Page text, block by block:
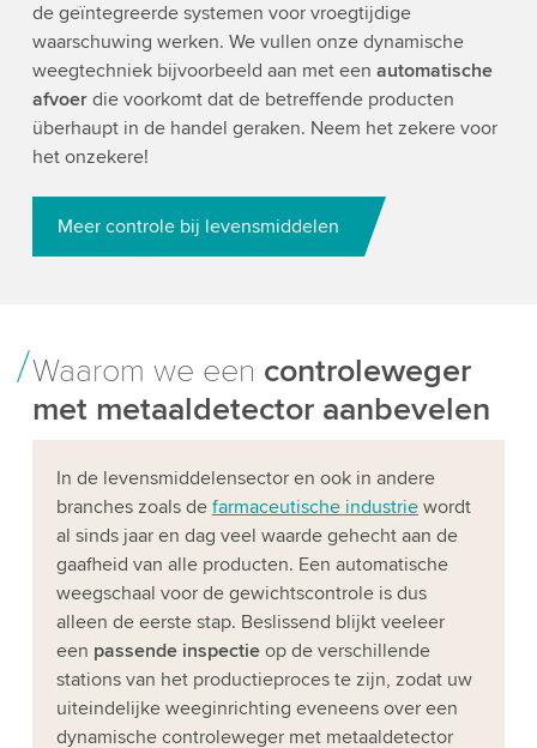
de geïntegreerde systemen voor vroegtijdige
waarschuwing werken. We vullen onze dynamische
weegtechniek bijvoorbeeld aan met een automatische
afvoerdie voorkomt dat de betreffende producten
überhaupt in de handel geraken. Neem het zekere voor
het onzekere!
Meer controle bij levensmiddelen
Waarom we een controleweger
met metaaldetector aanbevelen
In de levensmiddelensector en ook in andere
branches zoals de farmaceutische industriewordt
al sinds jaar en dag veel waarde gehecht aan de
gaafheid van alle producten. Een automatische
weegschaal voor de gewichtscontrole is dus
alleen de eerste stap. Beslissend blijkt veeleer
een passende inspectieop de verschillende
stations van het productieproces te zijn, zodat uw
uiteindelijke weeginrichting eveneens over een
dynamische controleweger met metaaldetector